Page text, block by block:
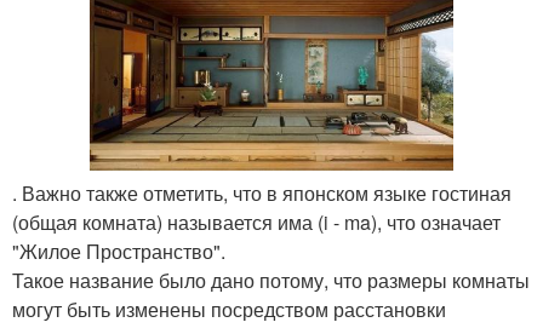
. Важно также отметить, что в японском языке гостиная
(общая комната) называется има (i - ma), что означает
"Жилое Пространство".
Такое название было дано потому, что размеры комнаты
могут быть изменены посредством расстановки